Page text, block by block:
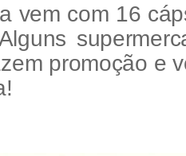
vem com 16
promoção e